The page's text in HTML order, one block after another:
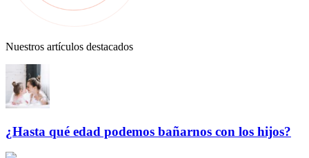
Nuestros artículos destacados
¿Hasta qué edad podemos bañarnos con los hijos?